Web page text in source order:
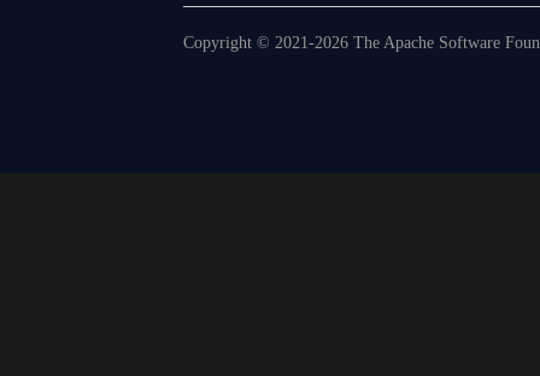
Copyright © 2021-2026 The Apache Software